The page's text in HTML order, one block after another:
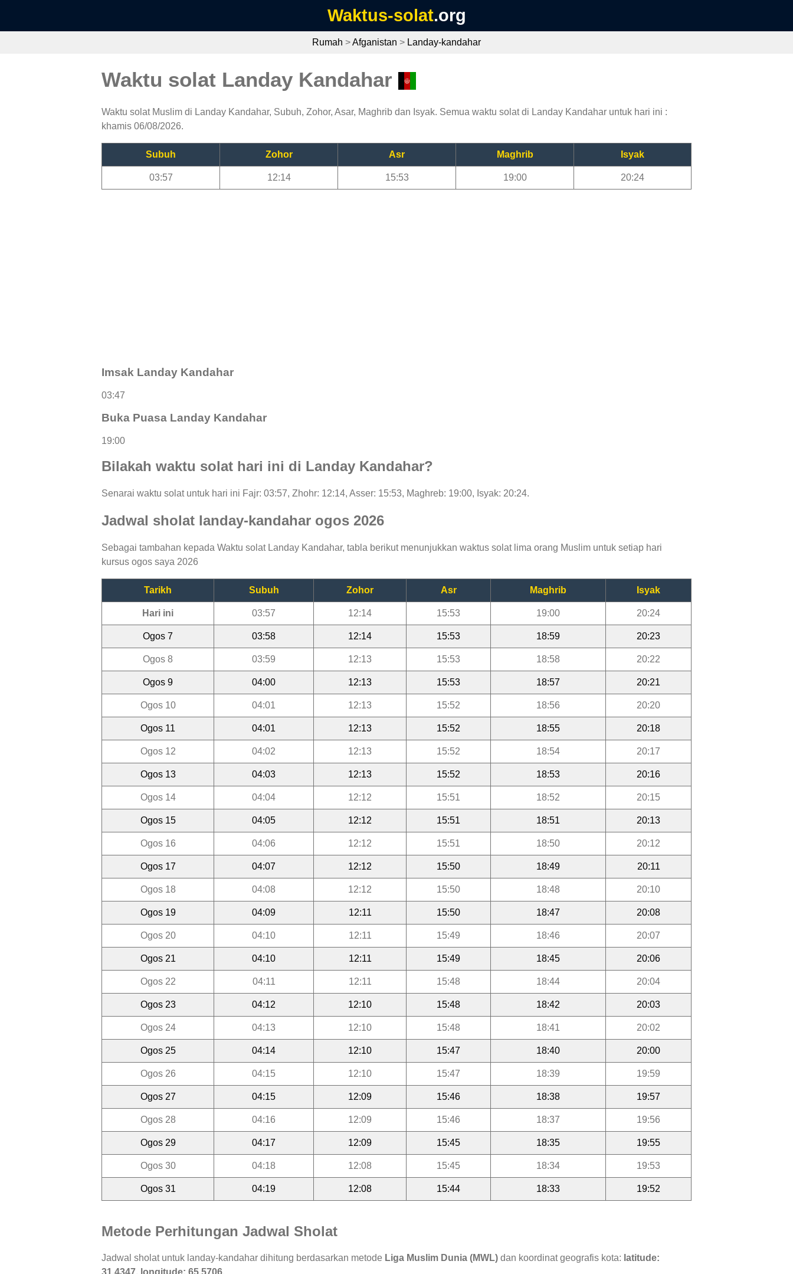
Waktus-solat.org
Rumah >Afganistan > Landay-kandahar
Waktu solat Landay Kandahar
Waktu solat Muslim di Landay Kandahar, Subuh, Zohor, Asar, Maghrib dan Isyak. Semua waktu solat di Landay Kandahar untuk hari ini :
khamis 06/08/2026.
Subuh Zohor Asr Maghrib Isyak
03:57 12:14 15:53 19:00 20:24
Imsak Landay Kandahar
03:47
Buka Puasa Landay Kandahar
19:00
Bilakah waktu solat hari ini di Landay Kandahar?
Senarai waktu solat untuk hari ini Fajr: 03:57, Zhohr: 12:14, Asser: 15:53, Maghreb: 19:00, Isyak: 20:24.
Jadwal sholat landay-kandahar ogos 2026
Sebagai tambahan kepada Waktu solat Landay Kandahar, tabla berikut menunjukkan waktus solat lima orang Muslim untuk setiap hari
kursus ogos saya 2026
Tarikh Subuh Zohor Asr Maghrib Isyak
Hari ini 03:57 12:14 15:53 19:00 20:24
Ogos 7 03:58 12:14 15:53 18:59 20:23
Ogos 8 03:59 12:13 15:53 18:58 20:22
Ogos 9 04:00 12:13 15:53 18:57 20:21
Ogos 10 04:01 12:13 15:52 18:56 20:20
Ogos 11 04:01 12:13 15:52 18:55 20:18
Ogos 12 04:02 12:13 15:52 18:54 20:17
Ogos 13 04:03 12:13 15:52 18:53 20:16
Ogos 14 04:04 12:12 15:51 18:52 20:15
Ogos 15 04:05 12:12 15:51 18:51 20:13
Ogos 16 04:06 12:12 15:51 18:50 20:12
Ogos 17 04:07 12:12 15:50 18:49 20:11
Ogos 18 04:08 12:12 15:50 18:48 20:10
Ogos 19 04:09 12:11 15:50 18:47 20:08
Ogos 20 04:10 12:11 15:49 18:46 20:07
Ogos 21 04:10 12:11 15:49 18:45 20:06
Ogos 22 04:11 12:11 15:48 18:44 20:04
Ogos 23 04:12 12:10 15:48 18:42 20:03
Ogos 24 04:13 12:10 15:48 18:41 20:02
Ogos 25 04:14 12:10 15:47 18:40 20:00
Ogos 26 04:15 12:10 15:47 18:39 19:59
Ogos 27 04:15 12:09 15:46 18:38 19:57
Ogos 28 04:16 12:09 15:46 18:37 19:56
Ogos 29 04:17 12:09 15:45 18:35 19:55
Ogos 30 04:18 12:08 15:45 18:34 19:53
Ogos 31 04:19 12:08 15:44 18:33 19:52
Metode Perhitungan Jadwal Sholat
Jadwal sholat untuk landay-kandahar dihitung berdasarkan metode Liga Muslim Dunia (MWL) dan koordinat geografis kota: latitude: